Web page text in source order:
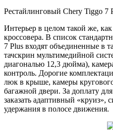
Рестайлинговый Chery Tiggo 7
Интерьер в целом такой же,
кроссовера. В список
7 Plus входят объединенные в
тачскрин мультимедийной
диагональю 12,3 дюйма),
контроль. Дорогие
люк в крыше, камеры
багажной двери. За доплату
заказать адаптивный «круиз»,
удержания в полосе движения.